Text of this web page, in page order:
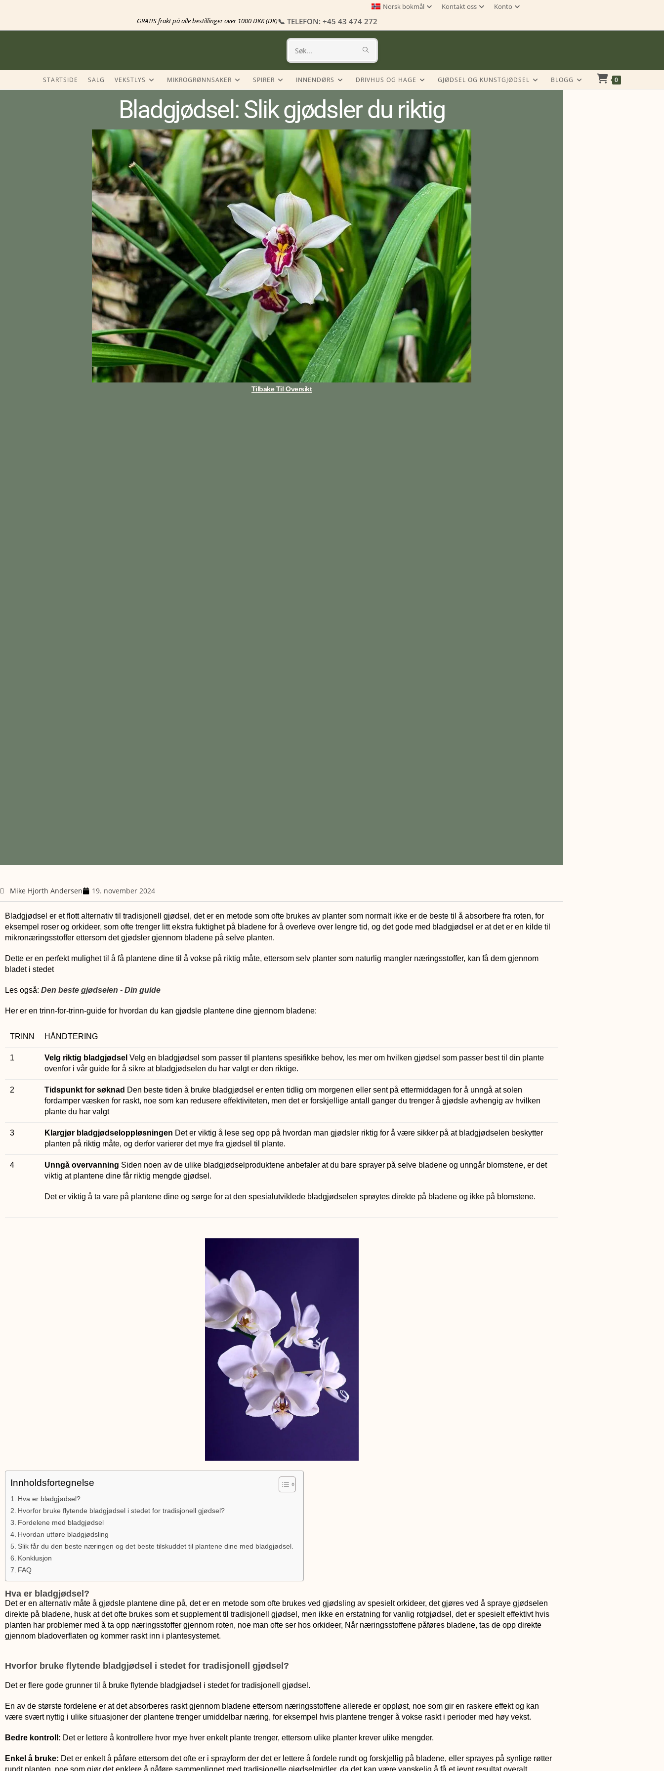
Norsk bokmål Kontakt oss Konto
📞 TELEFON: +45 43 474 272
GRATIS frakt på alle bestillinger over 1000 DKK (DK)
Søk
på
dette
nettstedet
STARTSIDE SALG VEKSTLYS MIKROGRØNNSAKER SPIRER INNENDØRS DRIVHUS OG HAGE GJØDSEL OG KUNSTGJØDSEL BLOGG 0
Bladgjødsel: Slik gjødsler du riktig
Tilbake Til Oversikt
Mike Hjorth Andersen 19. november 2024
Bladgjødsel er et flott alternativ til tradisjonell gjødsel, det er en metode som ofte brukes av planter som normalt ikke er de beste til å absorbere fra roten, for
eksempel roser og orkideer, som ofte trenger litt ekstra fuktighet på bladene for å overleve over lengre tid, og det gode med bladgjødsel er at det er en kilde til
mikronæringsstoffer ettersom det gjødsler gjennom bladene på selve planten.
Dette er en perfekt mulighet til å få plantene dine til å vokse på riktig måte, ettersom selv planter som naturlig mangler næringsstoffer, kan få dem gjennom
bladet i stedet
Les også: Den beste gjødselen - Din guide
Her er en trinn-for-trinn-guide for hvordan du kan gjødsle plantene dine gjennom bladene:
TRINN HÅNDTERING
1 Velg riktig bladgjødsel Velg en bladgjødsel som passer til plantens spesifikke behov, les mer om hvilken gjødsel som passer best til din plante
ovenfor i vår guide for å sikre at bladgjødselen du har valgt er den riktige.
2 Tidspunkt for søknad Den beste tiden å bruke bladgjødsel er enten tidlig om morgenen eller sent på ettermiddagen for å unngå at solen
fordamper væsken for raskt, noe som kan redusere effektiviteten, men det er forskjellige antall ganger du trenger å gjødsle avhengig av hvilken
plante du har valgt
3 Klargjør bladgjødseloppløsningen Det er viktig å lese seg opp på hvordan man gjødsler riktig for å være sikker på at bladgjødselen beskytter
planten på riktig måte, og derfor varierer det mye fra gjødsel til plante.
4 Unngå overvanning Siden noen av de ulike bladgjødselproduktene anbefaler at du bare sprayer på selve bladene og unngår blomstene, er det
viktig at plantene dine får riktig mengde gjødsel.
Det er viktig å ta vare på plantene dine og sørge for at den spesialutviklede bladgjødselen sprøytes direkte på bladene og ikke på blomstene.
Innholdsfortegnelse
Hva er bladgjødsel?
Hvorfor bruke flytende bladgjødsel i stedet for tradisjonell gjødsel?
Fordelene med bladgjødsel
Hvordan utføre bladgjødsling
Slik får du den beste næringen og det beste tilskuddet til plantene dine med bladgjødsel.
Konklusjon
FAQ
Hva er bladgjødsel?
Det er en alternativ måte å gjødsle plantene dine på, det er en metode som ofte brukes ved gjødsling av spesielt orkideer, det gjøres ved å spraye gjødselen
direkte på bladene, husk at det ofte brukes som et supplement til tradisjonell gjødsel, men ikke en erstatning for vanlig rotgjødsel, det er spesielt effektivt hvis
planten har problemer med å ta opp næringsstoffer gjennom roten, noe man ofte ser hos orkideer, Når næringsstoffene påføres bladene, tas de opp direkte
gjennom bladoverflaten og kommer raskt inn i plantesystemet.
Hvorfor bruke flytende bladgjødsel i stedet for tradisjonell gjødsel?
Det er flere gode grunner til å bruke flytende bladgjødsel i stedet for tradisjonell gjødsel.
En av de største fordelene er at det absorberes raskt gjennom bladene ettersom næringsstoffene allerede er oppløst, noe som gir en raskere effekt og kan
være svært nyttig i ulike situasjoner der plantene trenger umiddelbar næring, for eksempel hvis plantene trenger å vokse raskt i perioder med høy vekst.
Bedre kontroll: Det er lettere å kontrollere hvor mye hver enkelt plante trenger, ettersom ulike planter krever ulike mengder.
Enkel å bruke: Det er enkelt å påføre ettersom det ofte er i sprayform der det er lettere å fordele rundt og forskjellig på bladene, eller sprayes på synlige røtter
rundt planten, noe som gjør det enklere å påføre sammenlignet med tradisjonelle gjødselmidler, da det kan være vanskelig å få et jevnt resultat overalt.